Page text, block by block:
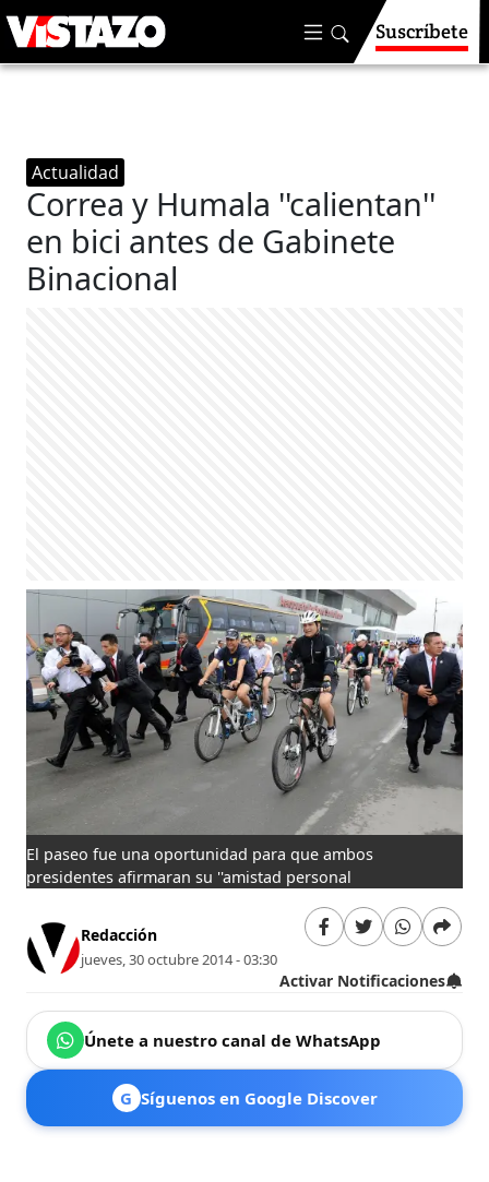
Suscríbete
Actualidad
Correa y Humala ''calientan''
en bici antes de Gabinete
Binacional
El paseo fue una oportunidad para que ambos
presidentes afirmaran su ''amistad personal
Redacción
jueves, 30 octubre 2014 - 03:30
Activar Notificaciones
Únete a nuestro canal de WhatsApp
G Síguenos en Google Discover